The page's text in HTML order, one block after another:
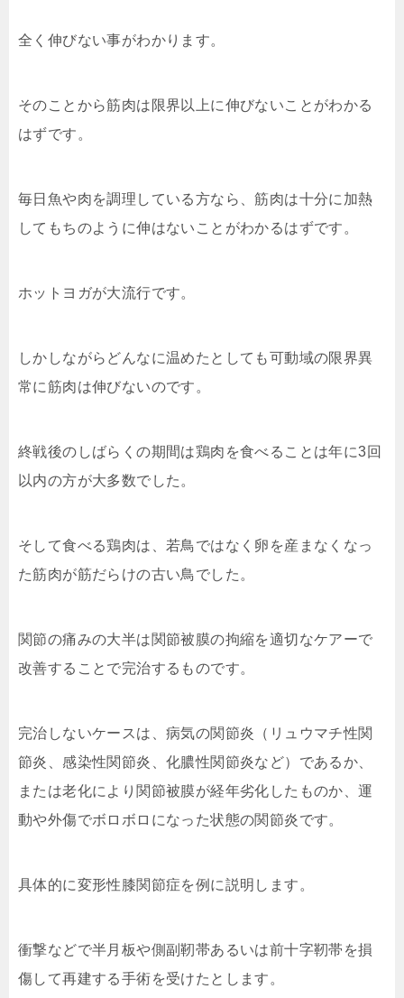
全く伸びない事がわかります。
そのことから筋肉は限界以上に伸びないことがわかる
はずです。
毎日魚や肉を調理している方なら、筋肉は十分に加熱
してもちのように伸はないことがわかるはずです。
ホットヨガが大流行です。
しかしながらどんなに温めたとしても可動域の限界異
常に筋肉は伸びないのです。
終戦後のしばらくの期間は鶏肉を食べることは年に3回
以内の方が大多数でした。
そして食べる鶏肉は、若鳥ではなく卵を産まなくなっ
た筋肉が筋だらけの古い鳥でした。
関節の痛みの大半は関節被膜の拘縮を適切なケアーで
改善することで完治するものです。
完治しないケースは、病気の関節炎（リュウマチ性関
節炎、感染性関節炎、化膿性関節炎など）であるか、
または老化により関節被膜が経年劣化したものか、運
動や外傷でボロボロになった状態の関節炎です。
具体的に変形性膝関節症を例に説明します。
衝撃などで半月板や側副靭帯あるいは前十字靭帯を損
傷して再建する手術を受けたとします。